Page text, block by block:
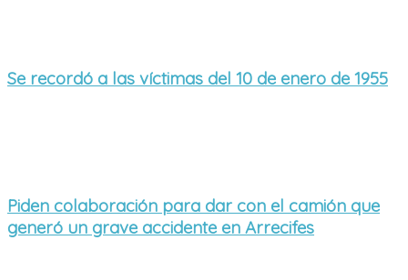
Se recordó a las víctimas del 10 de enero de 1955
Piden colaboración para dar con el camión que
generó un grave accidente en Arrecifes